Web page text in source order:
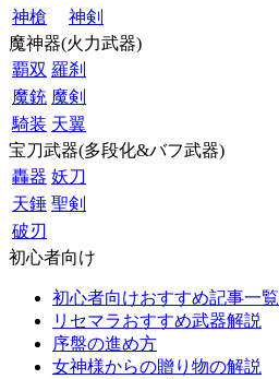
神槍
神剣
魔神器(火力武器)
覇双 羅刹
魔銃 魔剣
騎装 天翼
宝刀武器(多段化&バフ武器)
轟器 妖刀
天錘 聖剣
破刃
初心者向け
初心者向けおすすめ記事一覧
リセマラおすすめ武器解説
序盤の進め方
女神様からの贈り物の解説